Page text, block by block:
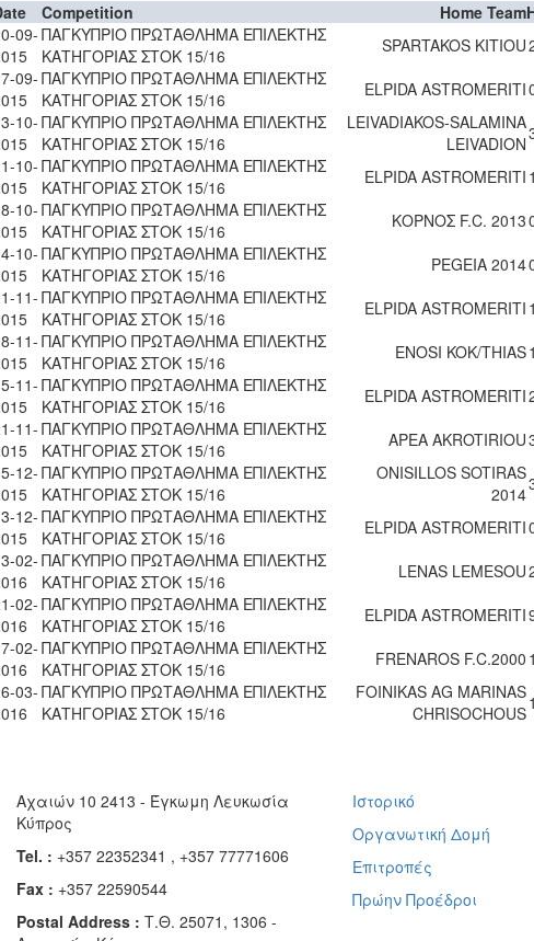
Competition Home Team
09- ΠΑΓΚΥΠΡΙΟ ΠΡΩΤΑΘΛΗΜΑ ΕΠΙΛΕΚΤΗΣ
ΚΑΤΗΓΟΡΙΑΣ ΣΤΟΚ 15/16
SPARTAKOS KITIOU
09- ΠΑΓΚΥΠΡΙΟ ΠΡΩΤΑΘΛΗΜΑ ΕΠΙΛΕΚΤΗΣ
ΚΑΤΗΓΟΡΙΑΣ ΣΤΟΚ 15/16
ELPIDA ASTROMERITI
10- ΠΑΓΚΥΠΡΙΟ ΠΡΩΤΑΘΛΗΜΑ ΕΠΙΛΕΚΤΗΣ
ΚΑΤΗΓΟΡΙΑΣ ΣΤΟΚ 15/16
LEIVADIAKOS-SALAMINA
LEIVADION
10- ΠΑΓΚΥΠΡΙΟ ΠΡΩΤΑΘΛΗΜΑ ΕΠΙΛΕΚΤΗΣ
ΚΑΤΗΓΟΡΙΑΣ ΣΤΟΚ 15/16
ELPIDA ASTROMERITI 1
10- ΠΑΓΚΥΠΡΙΟ ΠΡΩΤΑΘΛΗΜΑ ΕΠΙΛΕΚΤΗΣ
ΚΑΤΗΓΟΡΙΑΣ ΣΤΟΚ 15/16
ΚΟΡΝΟΣ F.C. 2013
10- ΠΑΓΚΥΠΡΙΟ ΠΡΩΤΑΘΛΗΜΑ ΕΠΙΛΕΚΤΗΣ
ΚΑΤΗΓΟΡΙΑΣ ΣΤΟΚ 15/16
PEGEIA 2014
11- ΠΑΓΚΥΠΡΙΟ ΠΡΩΤΑΘΛΗΜΑ ΕΠΙΛΕΚΤΗΣ
ΚΑΤΗΓΟΡΙΑΣ ΣΤΟΚ 15/16
ELPIDA ASTROMERITI 1
11- ΠΑΓΚΥΠΡΙΟ ΠΡΩΤΑΘΛΗΜΑ ΕΠΙΛΕΚΤΗΣ
ΚΑΤΗΓΟΡΙΑΣ ΣΤΟΚ 15/16
ENOSI KOK/THIAS1
11- ΠΑΓΚΥΠΡΙΟ ΠΡΩΤΑΘΛΗΜΑ ΕΠΙΛΕΚΤΗΣ
ΚΑΤΗΓΟΡΙΑΣ ΣΤΟΚ 15/16
ELPIDA ASTROMERITI
11- ΠΑΓΚΥΠΡΙΟ ΠΡΩΤΑΘΛΗΜΑ ΕΠΙΛΕΚΤΗΣ
ΚΑΤΗΓΟΡΙΑΣ ΣΤΟΚ 15/16
APEA AKROTIRIOU
12- ΠΑΓΚΥΠΡΙΟ ΠΡΩΤΑΘΛΗΜΑ ΕΠΙΛΕΚΤΗΣ
ΚΑΤΗΓΟΡΙΑΣ ΣΤΟΚ 15/16
ONISILLOS SOTIRAS
2014
12- ΠΑΓΚΥΠΡΙΟ ΠΡΩΤΑΘΛΗΜΑ ΕΠΙΛΕΚΤΗΣ
ΚΑΤΗΓΟΡΙΑΣ ΣΤΟΚ 15/16
ELPIDA ASTROMERITI
02- ΠΑΓΚΥΠΡΙΟ ΠΡΩΤΑΘΛΗΜΑ ΕΠΙΛΕΚΤΗΣ
ΚΑΤΗΓΟΡΙΑΣ ΣΤΟΚ 15/16
LENAS LEMESOU
02- ΠΑΓΚΥΠΡΙΟ ΠΡΩΤΑΘΛΗΜΑ ΕΠΙΛΕΚΤΗΣ
ΚΑΤΗΓΟΡΙΑΣ ΣΤΟΚ 15/16
ELPIDA ASTROMERITI
02- ΠΑΓΚΥΠΡΙΟ ΠΡΩΤΑΘΛΗΜΑ ΕΠΙΛΕΚΤΗΣ
ΚΑΤΗΓΟΡΙΑΣ ΣΤΟΚ 15/16
FRENAROS F.C.2000 1
03- ΠΑΓΚΥΠΡΙΟ ΠΡΩΤΑΘΛΗΜΑ ΕΠΙΛΕΚΤΗΣ
ΚΑΤΗΓΟΡΙΑΣ ΣΤΟΚ 15/16
FOINIKAS AG MARINAS
CHRISOCHOUS1
Αχαιών 10 2413 - Έγκωμη Λευκωσία
Κύπρος
Tel. : +357 22352341 , +357 77771606
Fax : +357 22590544
Postal Address : Τ.Θ. 25071, 1306 -
Ιστορικό
Οργανωτική Δομή
Επιτροπές
Πρώην Προέδροι